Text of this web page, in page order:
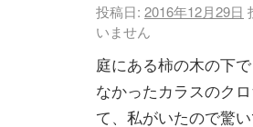
投稿日: 2016年12月29日
いません
庭にある柿の木の下
なかったカラスのク
て、私がいたので驚